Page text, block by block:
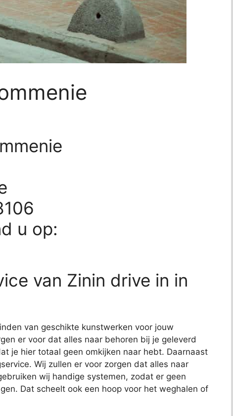
u op:
van Zinin drive in in
van geschikte kunstwerken voor jouw
er voor dat alles naar behoren bij je geleverd
je hier totaal geen omkijken naar hebt. Daarnaast
Wij zullen er voor zorgen dat alles naar
wij handige systemen, zodat er geen
Dat scheelt ook een hoop voor het weghalen of